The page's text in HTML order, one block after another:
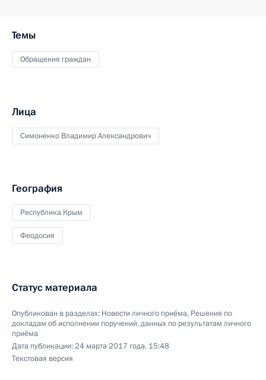
Темы
Обращения граждан
Лица
Симоненко Владимир Александрович
География
Республика Крым
Феодосия
Статус материала
Опубликован в разделах: Новости личного приёма, Решения по
докладам об исполнении поручений, данных по результатам личного
приёма
Дата публикации:24 марта 2017 года, 15:48
Текстовая версия